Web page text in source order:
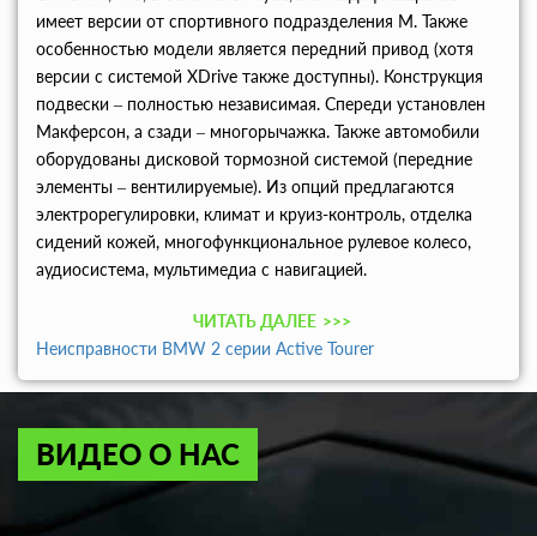
имеет версии от спортивного подразделения M. Также
особенностью модели является передний привод (хотя
версии с системой XDrive также доступны). Конструкция
подвески – полностью независимая. Спереди установлен
Макферсон, а сзади – многорычажка. Также автомобили
оборудованы дисковой тормозной системой (передние
элементы – вентилируемые). Из опций предлагаются
электрорегулировки, климат и круиз-контроль, отделка
сидений кожей, многофункциональное рулевое колесо,
аудиосистема, мультимедиа с навигацией.
ЧИТАТЬ ДАЛЕЕ >>>
Неисправности BMW 2 серии Active Tourer
ВИДЕО О НАС